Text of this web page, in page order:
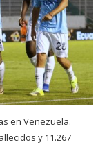
en Venezuela.
y 11.267